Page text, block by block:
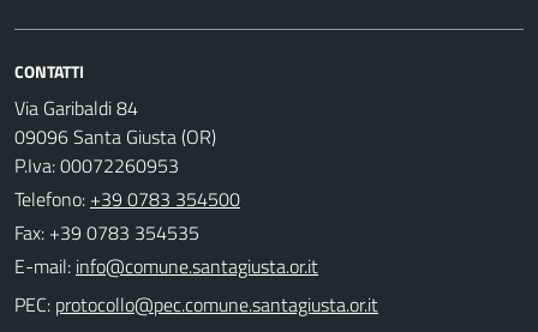
CONTATTI
Via Garibaldi 84
09096 Santa Giusta (OR)
P.Iva: 00072260953
Telefono: +39 0783 354500
Fax: +39 0783 354535
E-mail:
PEC: